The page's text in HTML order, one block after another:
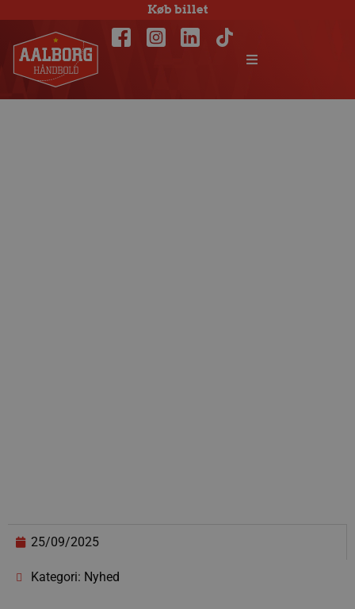
Køb billet
25/09/2025
Kategori: Nyhed